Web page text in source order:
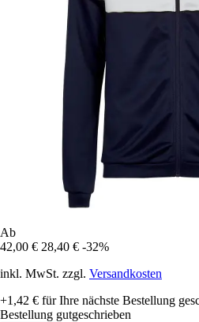
Ab
42,00 € 28,40 € -32%
inkl. MwSt. zzgl. Versandkosten
+1,42 € für Ihre nächste Bestellung
Bestellung gutgeschrieben